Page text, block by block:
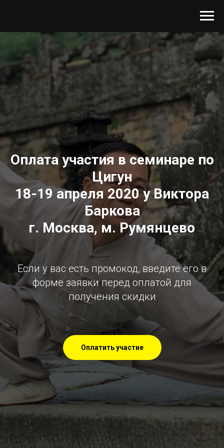
Оплата участия в семинаре по
Цигун
18-19 апреля 2020 у Виктора
Баркова
г. Москва, м. Румянцево
Если у вас есть промокод, введите его в
форме заявки перед оплатой для
получения скидки
Оплатить участие